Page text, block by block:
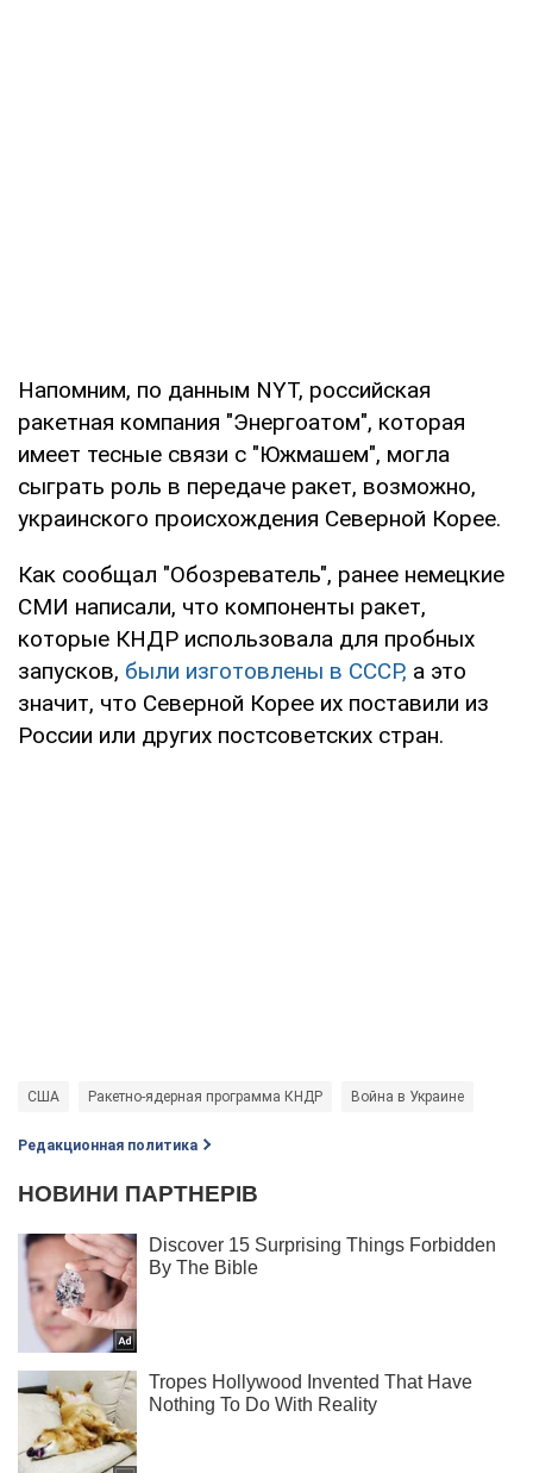
Напомним, по данным NYT, российская
ракетная компания "Энергоатом", которая
имеет тесные связи с "Южмашем", могла
сыграть роль в передаче ракет, возможно,
украинского происхождения Северной Корее.
Как сообщал "Обозреватель", ранее немецкие
СМИ написали, что компоненты ракет,
которые КНДР использовала для пробных
запусков, были изготовлены в СССР, а это
значит, что Северной Корее их поставили из
России или других постсоветских стран.
США Ракетно-ядерная программа КНДР Война в Украине
Редакционная политика